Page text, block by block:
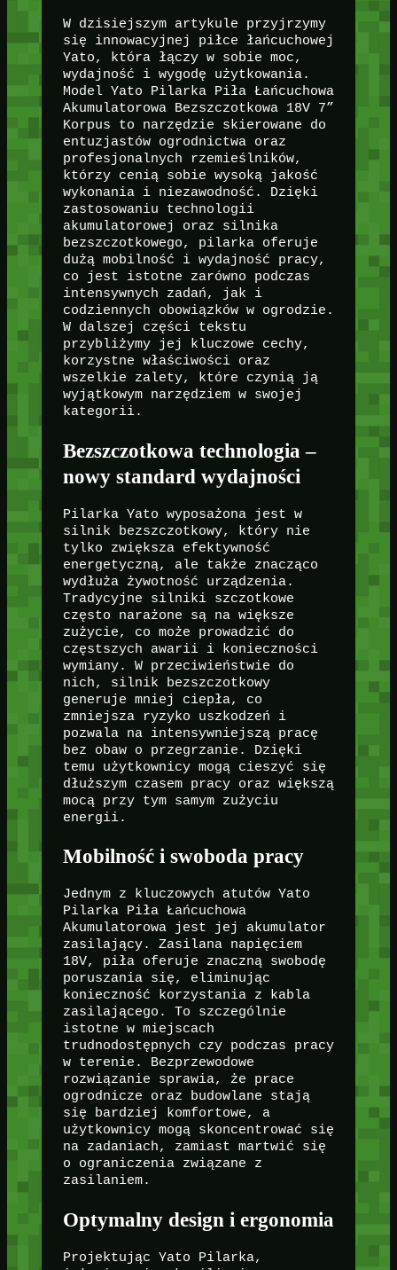
W dzisiejszym artykule przyjrzymy
się innowacyjnej piłce łańcuchowej
Yato, która łączy w sobie moc,
wydajność i wygodę użytkowania.
Model Yato Pilarka Piła Łańcuchowa
Akumulatorowa Bezszczotkowa 18V 7”
Korpus to narzędzie skierowane do
entuzjastów ogrodnictwa oraz
profesjonalnych rzemieślników,
którzy cenią sobie wysoką jakość
wykonania i niezawodność. Dzięki
zastosowaniu technologii
akumulatorowej oraz silnika
bezszczotkowego, pilarka oferuje
dużą mobilność i wydajność pracy,
co jest istotne zarówno podczas
intensywnych zadań, jak i
codziennych obowiązków w ogrodzie.
W dalszej części tekstu
przybliżymy jej kluczowe cechy,
korzystne właściwości oraz
wszelkie zalety, które czynią ją
wyjątkowym narzędziem w swojej
kategorii.
Bezszczotkowa technologia –
nowy standard wydajności
Pilarka Yato wyposażona jest w
silnik bezszczotkowy, który nie
tylko zwiększa efektywność
energetyczną, ale także znacząco
wydłuża żywotność urządzenia.
Tradycyjne silniki szczotkowe
często narażone są na większe
zużycie, co może prowadzić do
częstszych awarii i konieczności
wymiany. W przeciwieństwie do
nich, silnik bezszczotkowy
generuje mniej ciepła, co
zmniejsza ryzyko uszkodzeń i
pozwala na intensywniejszą pracę
bez obaw o przegrzanie. Dzięki
temu użytkownicy mogą cieszyć się
dłuższym czasem pracy oraz większą
mocą przy tym samym zużyciu
energii.
Mobilność i swoboda pracy
Jednym z kluczowych atutów Yato
Pilarka Piła Łańcuchowa
Akumulatorowa jest jej akumulator
zasilający. Zasilana napięciem
18V, piła oferuje znaczną swobodę
poruszania się, eliminując
konieczność korzystania z kabla
zasilającego. To szczególnie
istotne w miejscach
trudnodostępnych czy podczas pracy
w terenie. Bezprzewodowe
rozwiązanie sprawia, że prace
ogrodnicze oraz budowlane stają
się bardziej komfortowe, a
użytkownicy mogą skoncentrować się
na zadaniach, zamiast martwić się
o ograniczenia związane z
zasilaniem.
Optymalny design i ergonomia
Projektując Yato Pilarka,